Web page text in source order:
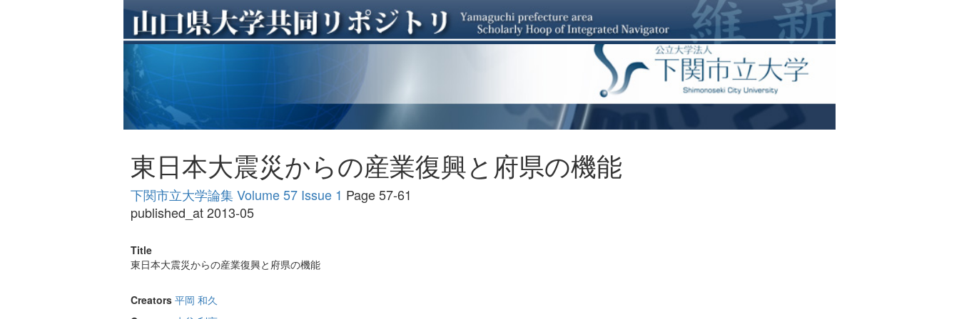
東日本大震災からの産業復興と府県の機能
下関市立大学論集 Volume 57 Issue 1 Page 57-61
published_at 2013-05
Title
東日本大震災からの産業復興と府県の機能
Creators 平岡 和久